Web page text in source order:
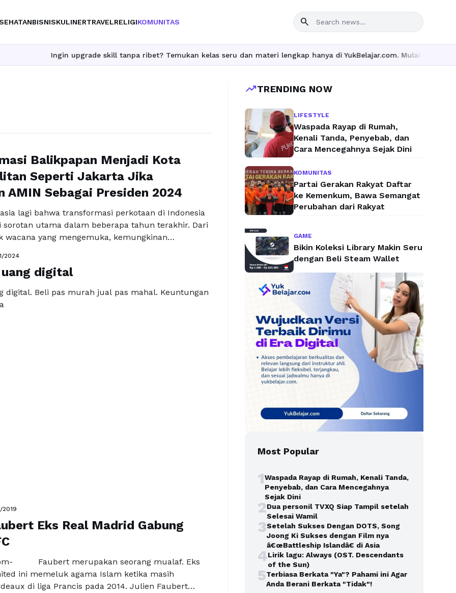
BISNISKULINERTRAVELRELIGIKOMUNITAS search
Ingin upgrade skill tanpa ribet? Temukan kelas seru dan materi lengkap hanya di YukBelajar.com. Mulai langkah
Balikpapan Menjadi Kota
Seperti Jakarta Jika
AMIN Sebagai Presiden 2024
lagi bahwa transformasi perkotaan di Indonesia
sorotan utama dalam beberapa tahun terakhir. Dari
wacana yang mengemuka, kemungkinan
perbincangan menarik. Visi ini ternyata tidak
jika sosok Anies Baswedan dan Muhaimin
kapasitasnya … Baca Selengkapnya
2024
digital
digital. Beli pas murah jual pas mahal. Keuntungan
2019
Eks Real Madrid Gabung
Faubert merupakan seorang mualaf. Eks
ini memeluk agama Islam ketika masih
di liga Prancis pada 2014. Julien Faubert
trending_upTRENDING NOW
LIFESTYLE
Waspada Rayap di Rumah,
Kenali Tanda, Penyebab, dan
Cara Mencegahnya Sejak Dini
KOMUNITAS
Partai Gerakan Rakyat Daftar
ke Kemenkum, Bawa Semangat
Perubahan dari Rakyat
GAME
Bikin Koleksi Library Makin Seru
dengan Beli Steam Wallet
Most Popular
1Waspada Rayap di Rumah, Kenali Tanda,
Penyebab, dan Cara Mencegahnya
Sejak Dini
2Dua personil TVXQ Siap Tampil setelah
Selesai Wamil
3Setelah Sukses Dengan DOTS, Song
Joong Ki Sukses dengan Film nya
â€œBattleship Islandâ€ di Asia
4Lirik lagu: Always (OST. Descendants
of the Sun)
5Terbiasa Berkata "Ya"? Pahami ini Agar
Anda Berani Berkata "Tidak"!